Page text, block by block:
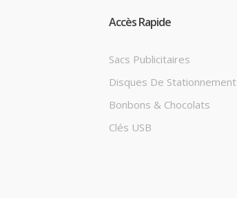
Accès Rapide
Sacs Publicitaires
Disques De Stationnement
Bonbons & Chocolats
Clés USB